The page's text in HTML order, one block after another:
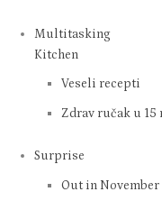
Style
Fashion
Wellness & beauty
Shopping
Multitasking
Kitchen